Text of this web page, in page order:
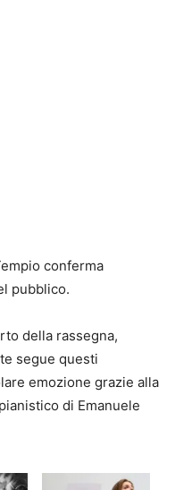
conferma
pubblico.
della rassegna,
segue questi
emozione grazie alla
di Emanuele